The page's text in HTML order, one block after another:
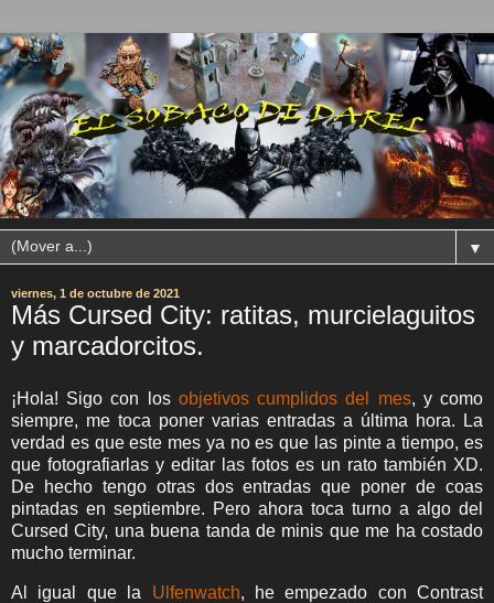
▼
viernes, 1 de octubre de 2021
Más Cursed City: ratitas, murcielaguitos
y marcadorcitos.
¡Hola! Sigo con los objetivos cumplidos del mes, y como
siempre, me toca poner varias entradas a última hora. La
verdad es que este mes ya no es que las pinte a tiempo, es
que fotografiarlas y editar las fotos es un rato también XD.
De hecho tengo otras dos entradas que poner de coas
pintadas en septiembre. Pero ahora toca turno a algo del
Cursed City, una buena tanda de minis que me ha costado
mucho terminar.
Al igual que la Ulfenwatch, he empezado con Contrast